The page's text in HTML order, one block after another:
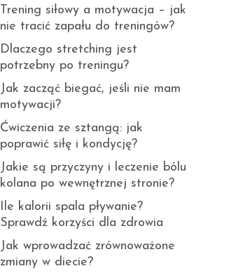
Trening siłowy a motywacja – jak
nie tracić zapału do treningów?
Dlaczego stretching jest
potrzebny po treningu?
Jak zacząć biegać, jeśli nie mam
motywacji?
Ćwiczenia ze sztangą: jak
poprawić siłę i kondycję?
Jakie są przyczyny i leczenie bólu
kolana po wewnętrznej stronie?
Ile kalorii spala pływanie?
Sprawdź korzyści dla zdrowia
Jak wprowadzać zrównoważone
zmiany w diecie?